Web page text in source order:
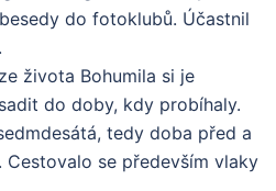
do fotoklubů. Účastnil
života Bohumila si je
do doby, kdy probíhaly.
tedy doba před a
se především vlaky